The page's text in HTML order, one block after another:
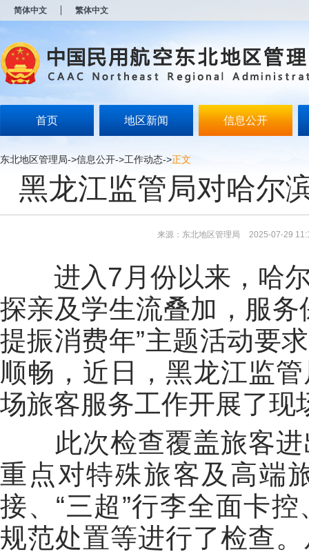
简体中文 繁体中文
首页 地区新闻 信息公开
东北地区管理局->信息公开->工作动态->正文
黑龙江监管局对哈尔
来源：东北地区管理局 2025-07-29
进入7月份以来，哈尔
探亲及学生流叠加，服
提振消费年”主题活动要
顺畅，近日，黑龙江监
场旅客服务工作开展了现
此次检查覆盖旅客进
重点对特殊旅客及高端
接、“三超”行李全面卡
规范处置等进行了检查
开
无
障
说
按
Alt
键